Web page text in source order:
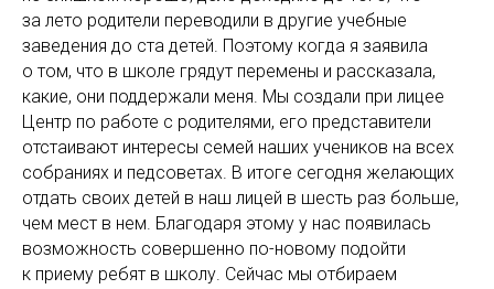
за лето родители переводили в другие учебные
заведения до ста детей. Поэтому когда я заявила
о том, что в школе грядут перемены и рассказала,
какие, они поддержали меня. Мы создали при лицее
Центр по работе с родителями, его представители
отстаивают интересы семей наших учеников на всех
собраниях и педсоветах. В итоге сегодня желающих
отдать своих детей в наш лицей в шесть раз больше,
чем мест в нем. Благодаря этому у нас появилась
возможность совершенно по-новому подойти
к приему ребят в школу. Сейчас мы отбираем